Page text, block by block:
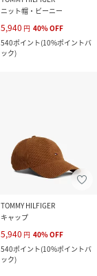
ニット帽・ビーニー
5,940 円 40%OFF
540ポイント(10%ポイントバ
ック)
TOMMY HILFIGER
キャップ
5,940 円 40%OFF
540ポイント(10%ポイントバ
ック)